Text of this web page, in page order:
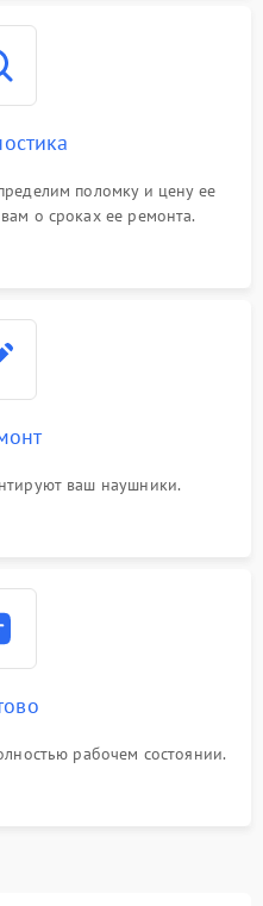
поломку и цену ее
о сроках ее ремонта.
ваш наушники.
рабочем состоянии.